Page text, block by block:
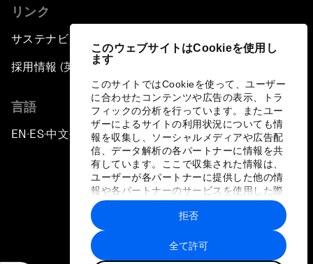
このウェブサイトはCookieを使用し
ます
このサイトではCookieを使って、ユーザー
に合わせたコンテンツや広告の表示、トラ
フィックの分析を行っています。またユー
ザーによるサイトの利用状況についても情
報を収集し、ソーシャルメディアや広告配
信、データ解析の各パートナーに情報を共
有しています。ここで収集された情報は、
ユーザーが各パートナーに提供した他の情
報や各パートナーのサービスを使用した際
に収集された情報と組み合わされ、各パー
トナーによって使用されることがありま
す。
全て許可
拒否
リンク
サステナビリティへの取り組み
採用情報 (英語のみ)
言語
EN ▪ES▪中文▪ 日本語
プライバシーポリシーと利用規約
サイトマップ